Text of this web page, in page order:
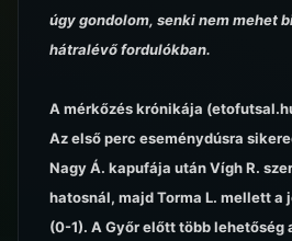
úgy gondolom, senki nem mehet
hátralévő fordulókban.
A mérkőzés krónikája
Az első perc eseménydúsra
Nagy Á. kapufája után Vígh R.
hatosnál, majd Torma L. mellett a
(0-1). A Győr előtt több lehetőség